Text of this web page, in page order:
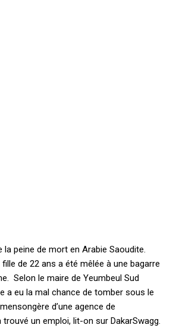
la peine de mort en Arabie Saoudite.
de 22 ans a été mêlée à une bagarre
Selon le maire de Yeumbeul Sud
a eu la mal chance de tomber sous le
d’une agence de
un emploi, lit-on sur DakarSwagg.